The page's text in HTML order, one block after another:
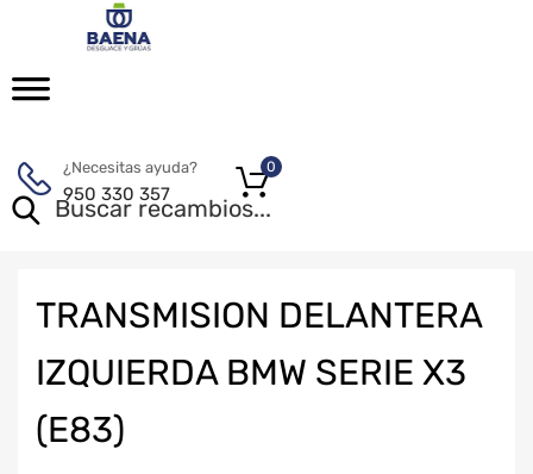
¿Necesitas ayuda?
950 330 357
0
TRANSMISION DELANTERA
IZQUIERDA BMW SERIE X3
(E83)